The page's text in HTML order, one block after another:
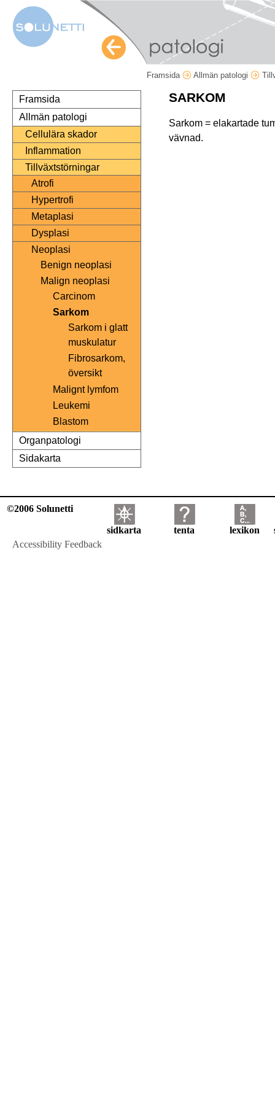
Framsida Allmän patologi
Framsida
Allmän patologi
Cellulära skador
Inflammation
Tillväxtstörningar
Atrofi
Hypertrofi
Metaplasi
Dysplasi
Neoplasi
Benign neoplasi
Malign neoplasi
Carcinom
Sarkom
Sarkom i glatt
muskulatur
Fibrosarkom,
översikt
Malignt lymfom
Leukemi
Blastom
Organpatologi
Sidakarta
SARKOM
Sarkom = elakartade
vävnad.
©2006 Solunetti
sidkarta tenta lexikon
Accessibility Feedback